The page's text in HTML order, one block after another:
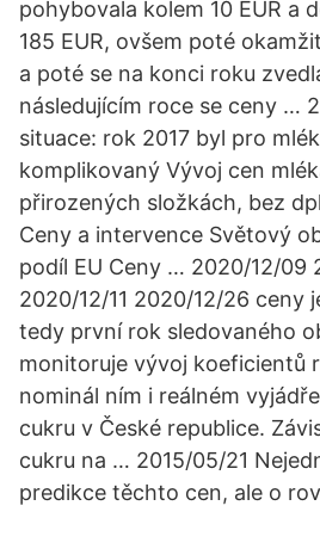
pohybovala kolem 10 EUR a
185 EUR, ovšem poté
a poté se na konci roku
následujícím roce se ceny …
situace: rok 2017 byl pro
komplikovaný Vývoj cen
přirozených složkách, bez
Ceny a intervence Světový
podíl EU Ceny … 2020/12/09
2020/12/11 2020/12/26 ceny
tedy první rok sledovaného
monitoruje vývoj koeficientů
nominál ním i reálném
cukru v České republice.
cukru na … 2015/05/21
predikce těchto cen, ale o